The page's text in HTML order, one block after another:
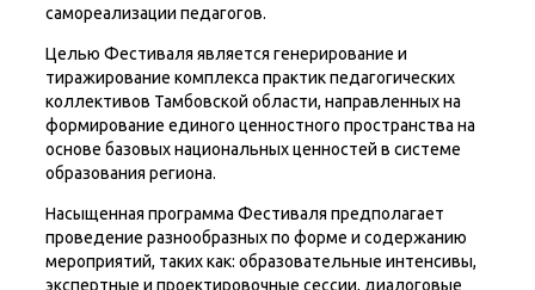
самореализации педагогов.
Целью Фестиваля является генерирование и
тиражирование комплекса практик педагогических
коллективов Тамбовской области, направленных на
формирование единого ценностного пространства на
основе базовых национальных ценностей в системе
образования региона.
Насыщенная программа Фестиваля предполагает
проведение разнообразных по форме и содержанию
мероприятий, таких как: образовательные интенсивы,
экспертные и проектировочные сессии, диалоговые